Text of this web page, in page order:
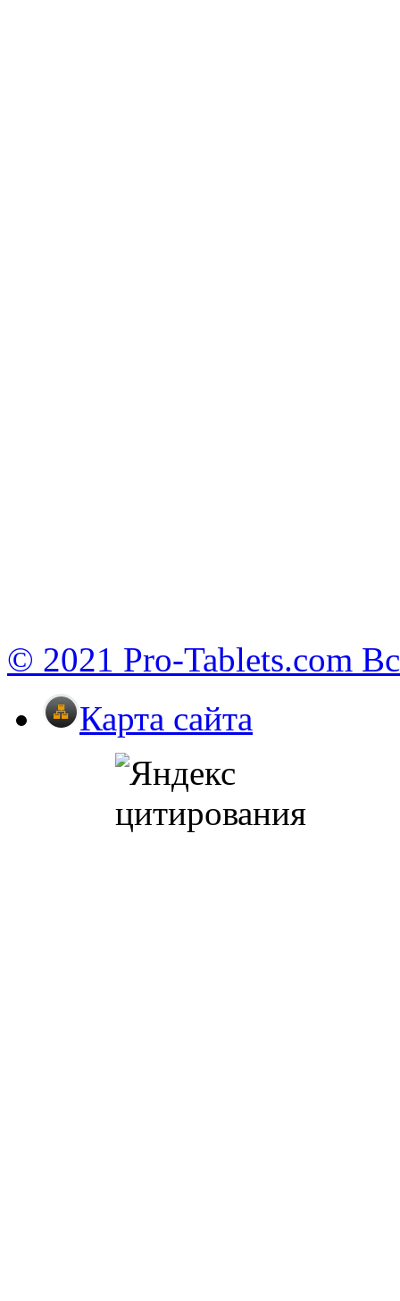
© 2021 Pro-Tablets.com
Карта сайта